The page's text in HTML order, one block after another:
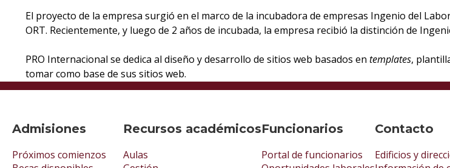
El proyecto de la empresa surgió en el marco de la incubadora de empresas Ingenio del
ORT. Recientemente, y luego de 2 años de incubada, la empresa recibió la distinción de
PRO Internacional se dedica al diseño y desarrollo de sitios web basados en templates,
tomar como base de sus sitios web.
Admisiones
Próximos comienzos
Recursos académicos
Aulas
Funcionarios
Portal de funcionarios
Contacto
Edificios y